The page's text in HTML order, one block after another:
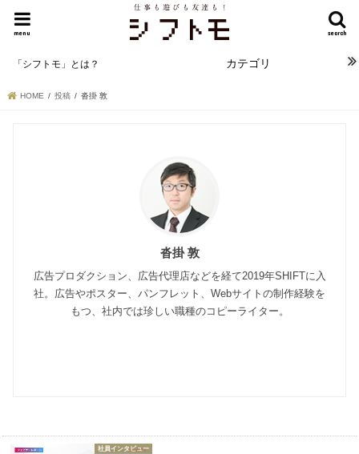
search
menu
「シフトモ」とは？ カテゴリ
HOME 投稿 沓掛 敦
沓掛 敦
広告プロダクション、広告代理店などを経て2019年SHIFTに入
社。広告やポスター、パンフレット、Webサイトの制作経験を
もつ、社内では珍しい職種のコピーライター。
社員インタビュー